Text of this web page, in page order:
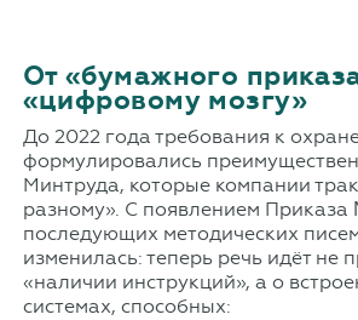
От «бумажного
«цифровому мозгу»
До 2022 года требования к
формулировались
Минтруда, которые компании
разному». С появлением Приказа
последующих методических
изменилась: теперь речь идёт не
«наличии инструкций», а о
системах, способных: